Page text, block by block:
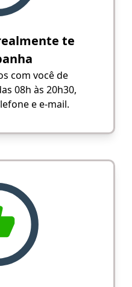
te
com você de
08h às 20h30,
e e-mail.